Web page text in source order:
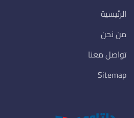
الرئيسية
من نحن
تواصل معنا
Sitemap